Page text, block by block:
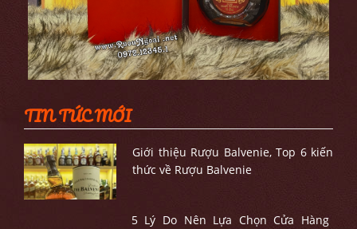
TIN TỨC MỚI
Giới thiệu Rượu Balvenie, Top 6 kiến
thức về Rượu Balvenie
5 Lý Do Nên Lựa Chọn Cửa Hàng